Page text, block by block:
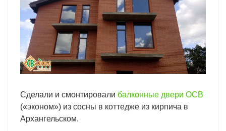
Сделали и смонтировали балконные двери ОСВ
(«эконом») из сосны в коттедже из кирпича в
Архангельском.